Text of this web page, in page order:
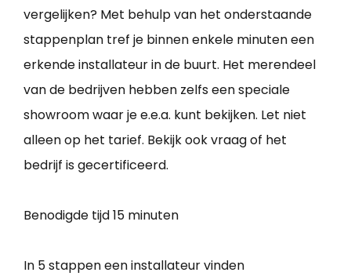
vergelijken? Met behulp van het onderstaande
stappenplan tref je binnen enkele minuten een
erkende installateur in de buurt. Het merendeel
van de bedrijven hebben zelfs een speciale
showroom waar je e.e.a. kunt bekijken. Let niet
alleen op het tarief. Bekijk ook vraag of het
bedrijf is gecertificeerd.
Benodigde tijd15 minuten
In 5 stappen een installateur vinden